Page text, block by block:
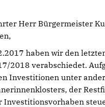
Herr Bürgermeister
haben wir den
2018 verabschiedet.
Investitionen unter
der